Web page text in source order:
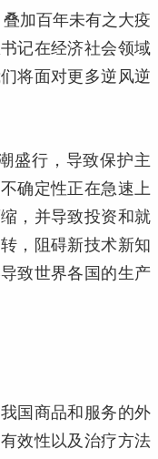
加百年未有之大疫
记在经济社会领域
将面对更多逆风逆
盛行，导致保护主
确定性正在急速上
，并导致投资和就
，阻碍新技术新知
致世界各国的生产
国商品和服务的外
效性以及治疗方法